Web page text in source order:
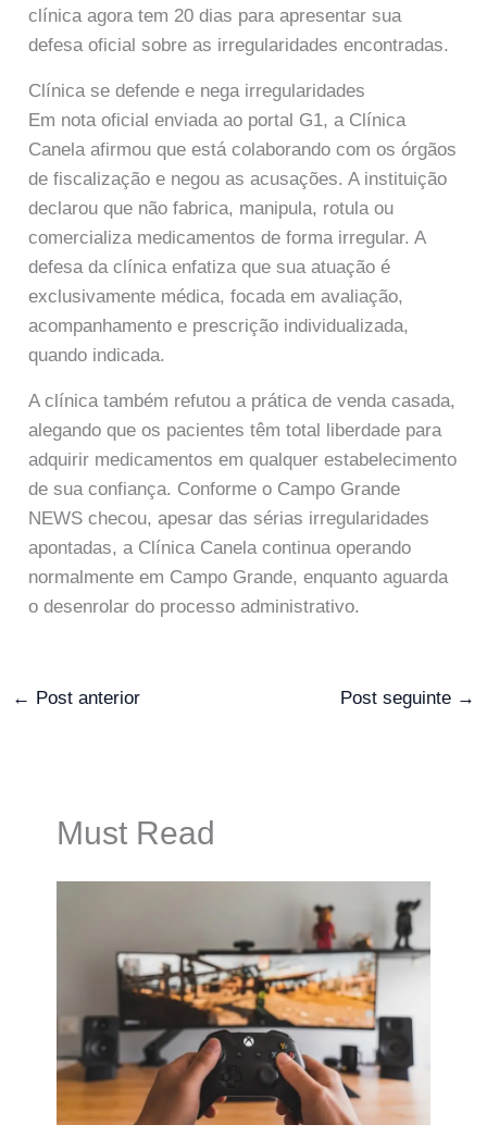
clínica agora tem 20 dias para apresentar sua
defesa oficial sobre as irregularidades encontradas.
Clínica se defende e nega irregularidades
Em nota oficial enviada ao portal G1, a Clínica
Canela afirmou que está colaborando com os órgãos
de fiscalização e negou as acusações. A instituição
declarou que não fabrica, manipula, rotula ou
comercializa medicamentos de forma irregular. A
defesa da clínica enfatiza que sua atuação é
exclusivamente médica, focada em avaliação,
acompanhamento e prescrição individualizada,
quando indicada.
A clínica também refutou a prática de venda casada,
alegando que os pacientes têm total liberdade para
adquirir medicamentos em qualquer estabelecimento
de sua confiança. Conforme o Campo Grande
NEWS checou, apesar das sérias irregularidades
apontadas, a Clínica Canela continua operando
normalmente em Campo Grande, enquanto aguarda
o desenrolar do processo administrativo.
← Post anterior Post seguinte →
Must Read